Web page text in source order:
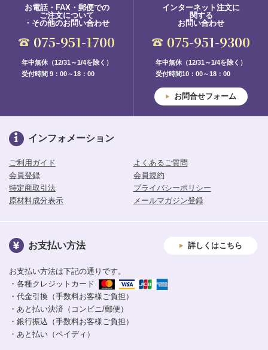
お電話・FAX・郵便での
ご注文について
・その他のお問い合わせ
075-951-1700
年中無休（12/31～1/4を除く）
受付時間 9：00～18：00
インターネット注文に
関する
お問い合わせ
075-951-9300
年中無休（12/31～1/4を除く）
受付時間10：00～18：00
お問合せフォーム
インフォメーション
ご利用ガイド
よくあるご質問
会員登録
会員規約
特定商取引法
プライバシーポリシー
原材料成分表示
メールマガジン登録
お支払い方法 詳しくはこちら
お支払い方法は下記の通りです。
・各種クレジットカード
・代金引換（手数料お客様ご負担）
・あと払い決済（コンビニ/郵便）
・銀行振込（手数料お客様ご負担）
・あと払い（ペイディ）